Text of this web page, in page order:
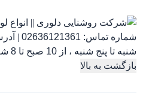
شماره تماس: 02636121361
|
شنبه تا پنج شنبه ، از 10 صبح تا 8 شب پاسخگوی شما هستیم.
بازگشت به بالا